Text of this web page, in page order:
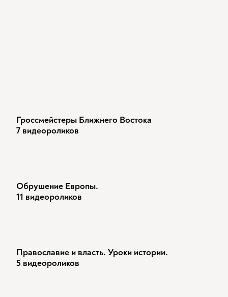
Гроссмейстеры Ближнего Востока
7 видеороликов
Обрушение Европы.
11 видеороликов
Православие и власть. Уроки истории.
5 видеороликов